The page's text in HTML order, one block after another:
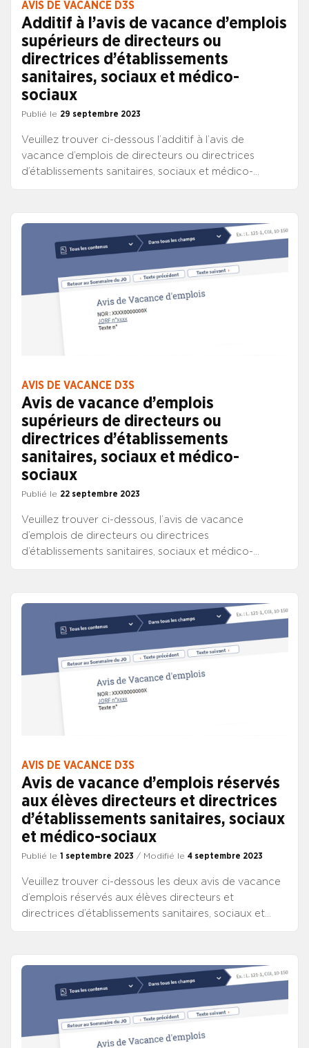
AVIS DE VACANCE D3S
Additif à l’avis de vacance d’emplois
supérieurs de directeurs ou
directrices d’établissements
sanitaires, sociaux et médico-
sociaux
Publié le 29 septembre 2023
Veuillez trouver ci-dessous l’additif à l’avis de
vacance d’emplois de directeurs ou directrices
d’établissements sanitaires, sociaux et médico-
de COURSON-LES-CARRIERES, EHPAD et SSIAD de
COULANGES-SUR-YONNE et EHPAD de CHATEL-
CENSOIR (autres emplois). CONSULTER L’ADDITIF À
L’AVIS DE VACANCE DU 29 SEPTEMBRE 2023
CONSULTER L’AVIS DE VACANCE DU 22 SEPTEMBRE
AVIS DE VACANCE D3S
Avis de vacance d’emplois
supérieurs de directeurs ou
directrices d’établissements
sanitaires, sociaux et médico-
sociaux
Publié le 22 septembre 2023
Veuillez trouver ci-dessous, l’avis de vacance
d’emplois de directeurs ou directrices
d’établissements sanitaires, sociaux et médico-
CHEF D’ETABLISSEMENT
AVIS DE VACANCE D3S
Avis de vacance d’emplois réservés
aux élèves directeurs et directrices
d’établissements sanitaires, sociaux
et médico-sociaux
Publié le 1 septembre 2023 / Modifié le 4 septembre 2023
Veuillez trouver ci-dessous les deux avis de vacance
d’emplois réservés aux élèves directeurs et
directrices d’établissements sanitaires, sociaux et
de directrice adjointe CONSULTER L’AVIS DE
VACANCE DE CHEF D’ÉTABLISSEMENT CONSULTER
L’AVIS DE VACANCE DE DIRECTEUR ADJOINT OU DE
DIRECTRICE ADJOINTE